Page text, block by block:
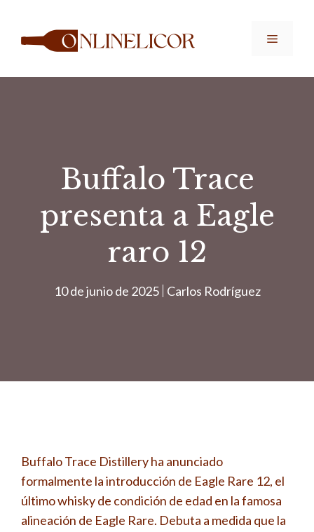
contenido
Menú
Buffalo Trace
presenta a Eagle
raro 12
10 de junio de 2025 Carlos Rodríguez
Buffalo Trace Distillery ha anunciado
formalmente la introducción de Eagle Rare 12, el
último whisky de condición de edad en la famosa
alineación de Eagle Rare. Debuta a medida que la